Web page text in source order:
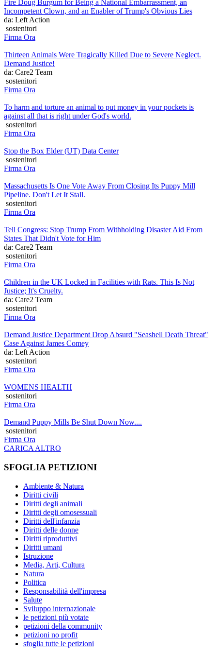
Fire Doug Burgum for Being a National Embarrassment, an
Incompetent Clown, and an Enabler of Trump's Obvious Lies
da: Left Action
sostenitori
Firma Ora
Thirteen Animals Were Tragically Killed Due to Severe Neglect.
Demand Justice!
da: Care2 Team
sostenitori
Firma Ora
To harm and torture an animal to put money in your pockets is
against all that is right under God's world.
sostenitori
Firma Ora
Stop the Box Elder (UT) Data Center
sostenitori
Firma Ora
Massachusetts Is One Vote Away From Closing Its Puppy Mill
Pipeline. Don't Let It Stall.
sostenitori
Firma Ora
Tell Congress: Stop Trump From Withholding Disaster Aid From
States That Didn't Vote for Him
da: Care2 Team
sostenitori
Firma Ora
Children in the UK Locked in Facilities with Rats. This Is Not
Justice; It's Cruelty.
da: Care2 Team
sostenitori
Firma Ora
Demand Justice Department Drop Absurd "Seashell Death Threat"
Case Against James Comey
da: Left Action
sostenitori
Firma Ora
WOMENS HEALTH
sostenitori
Firma Ora
Demand Puppy Mills Be Shut Down Now....
sostenitori
Firma Ora
CARICA ALTRO
SFOGLIA PETIZIONI
Ambiente & Natura
Diritti civili
Diritti degli animali
Diritti degli omosessuali
Diritti dell'infanzia
Diritti delle donne
Diritti riproduttivi
Diritti umani
Istruzione
Media, Arti, Cultura
Natura
Politica
Responsabilità dell'impresa
Salute
Sviluppo internazionale
le petizioni più votate
petizioni della community
petizioni no profit
sfoglia tutte le petizioni